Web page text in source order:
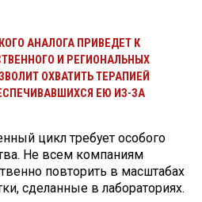
АНАЛОГА ПРИВЕДЕТ К
И РЕГИОНАЛЬНЫХ
ОХВАТИТЬ ТЕРАПИЕЙ
ЕЮ ИЗ-ЗА
цикл требует особого
Не всем компаниям
повторить в масштабах
сделанные в лабораториях.